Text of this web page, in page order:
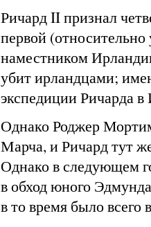
Ричард II признал
первой
наместником
убит ирландцами;
экспедиции Ричарда
Однако Роджер
Марча, и Ричард тут
Однако в следующем
в обход юного
в то время было всего